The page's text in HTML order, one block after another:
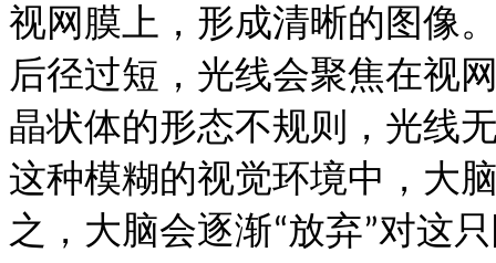
视网膜上，形成清晰的图像
后径过短，光线会聚焦在视
晶状体的形态不规则，光线
这种模糊的视觉环境中，大
之，大脑会逐渐“放弃”对这